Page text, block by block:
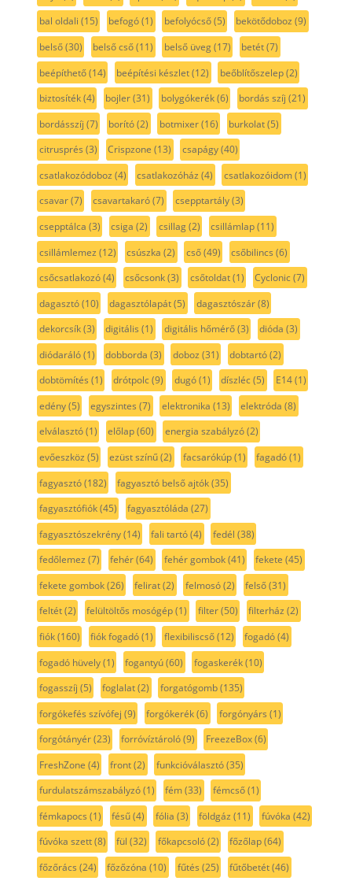
bal oldali (15) befogó(1) befolyócső(5) bekötődoboz (9)
belső(30) belső cső(11) belső üveg(17) betét(7)
beépíthető(14) beépítési készlet(12) beőblítőszelep(2)
biztosíték(4) bojler(31) bolygókerék(6) bordás szíj (21)
bordásszíj (7) borító(2) botmixer(16) burkolat(5)
citrusprés (3) Crispzone (13) csapágy(40)
csatlakozódoboz (4) csatlakozóház (4) csatlakozóidom(1)
csavar(7) csavartakaró(7) csepptartály(3)
csepptálca (3) csiga (2) csillag(2) csillámlap(11)
csillámlemez (12) csúszka (2) cső(49) csőbilincs (6)
csőcsatlakozó(4) csőcsonk(3) csőtoldat(1) Cyclonic(7)
dagasztó(10) dagasztólapát(5) dagasztószár(8)
dekorcsík(3) digitális (1) digitális hőmérő(3) dióda (3)
diódaráló(1) dobborda (3) doboz (31) dobtartó(2)
dobtömítés (1) drótpolc(9) dugó(1) díszléc(5) E14(1)
edény(5) egyszintes (7) elektronika (13) elektróda (8)
elválasztó(1) előlap(60) energia szabályzó(2)
evőeszköz (5) ezüst színű(2) facsarókúp(1) fagadó(1)
fagyasztó(182) fagyasztó belső ajtók(35)
fagyasztófiók(45) fagyasztóláda (27)
fagyasztószekrény(14) fali tartó(4) fedél (38)
fedőlemez (7) fehér(64) fehér gombok(41) fekete (45)
fekete gombok(26) felirat(2) felmosó(2) felső(31)
feltét(2) felültöltős mosógép(1) filter(50) filterház (2)
fiók(160) fiók fogadó(1) flexibiliscső(12) fogadó(4)
fogadó hüvely(1) fogantyú(60) fogaskerék(10)
fogasszíj (5) foglalat(2) forgatógomb(135)
forgókefés szívófej (9) forgókerék(6) forgónyárs (1)
forgótányér(23) forróvíztároló(9) FreezeBox(6)
FreshZone (4) front(2) funkcióválasztó(35)
furdulatszámszabályzó(1) fém(33) fémcső(1)
fémkapocs (1) fésű(4) fólia (3) földgáz (11) fúvóka (42)
fúvóka szett(8) fül (32) főkapcsoló(2) főzőlap(64)
főzőrács (24) főzőzóna (10) fűtés (25) fűtőbetét(46)